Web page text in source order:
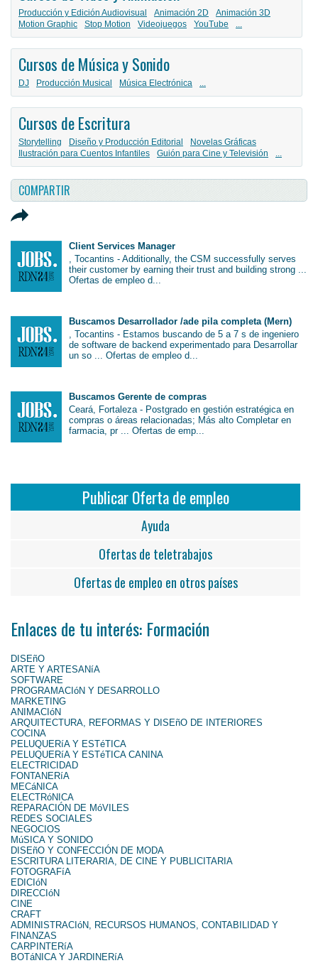
Producción y Edición Audiovisual Animación 2D
Animación 3D
Motion Graphic
Stop Motion Videojuegos YouTube ...
Cursos de Música y Sonido
DJ Producción Musical Música Electrónica ...
Cursos de Escritura
Storytelling Diseño y Producción Editorial
Novelas Gráficas
Ilustración para Cuentos Infantiles
Guión para Cine y Televisión ...
COMPARTIR
Client Services Manager
, Tocantins - Additionally, the CSM successfully serves
their customer by earning their trust and building strong ...
Ofertas de empleo d...
Buscamos Desarrollador /ade pila completa (Mern)
, Tocantins - Estamos buscando de 5 a 7 s de ingeniero
de software de backend experimentado para Desarrollar
un so ... Ofertas de empleo d...
Buscamos Gerente de compras
Ceará, Fortaleza - Postgrado en gestión estratégica en
compras o áreas relacionadas; Más alto Completar en
farmacia, pr ... Ofertas de emp...
Publicar Oferta de empleo
Ayuda
Ofertas de teletrabajos
Ofertas de empleo en otros países
Enlaces de tu interés: Formación
DISEñO
ARTE Y ARTESANíA
SOFTWARE
PROGRAMACIóN Y DESARROLLO
MARKETING
ANIMACIóN
ARQUITECTURA, REFORMAS Y DISEñO DE INTERIORES
COCINA
PELUQUERíA Y ESTéTICA
PELUQUERíA Y ESTéTICA CANINA
ELECTRICIDAD
FONTANERíA
MECáNICA
ELECTRóNICA
REPARACIÓN DE MóVILES
REDES SOCIALES
NEGOCIOS
MúSICA Y SONIDO
DISEñO Y CONFECCIÓN DE MODA
ESCRITURA LITERARIA, DE CINE Y PUBLICITARIA
FOTOGRAFíA
EDICIóN
DIRECCIóN
CINE
CRAFT
ADMINISTRACIóN, RECURSOS HUMANOS, CONTABILIDAD Y
FINANZAS
CARPINTERíA
BOTáNICA Y JARDINERíA